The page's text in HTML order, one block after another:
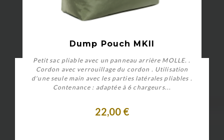
Dump Pouch MKII
Petit sac pliable avec un panneau arrière MOLLE. .
Cordon avec verrouillage du cordon . Utilisation
d'une seule main avec les parties latérales pliables .
Contenance : adaptée à 6 chargeurs...
22,00 €